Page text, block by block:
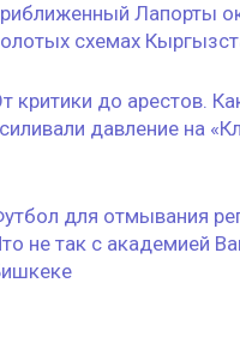
Лапорты
схемах
критики до арестов.
давление на
для отмывания
не так с академией